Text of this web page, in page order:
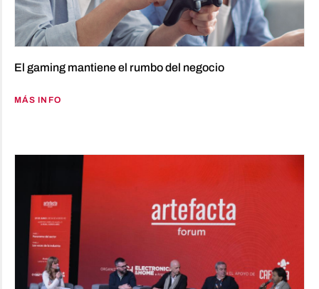
El gaming mantiene el rumbo del negocio
MÁS INFO